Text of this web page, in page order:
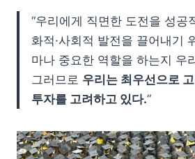
“우리에게 직면한 도전을 성공
화적·사회적 발전을 끌어내기
마나 중요한 역할을 하는지 우
그러므로 우리는 최우선으로
투자를 고려하고 있다.”